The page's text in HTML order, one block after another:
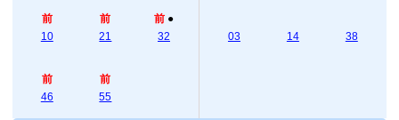
前
10
前
21
前 ●
32
前
46
前
55
03 14 38